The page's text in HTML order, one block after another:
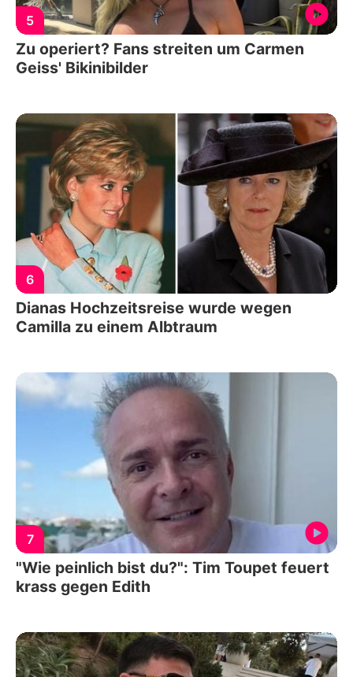
5
Zu operiert? Fans streiten um Carmen
Geiss' Bikinibilder
6
Dianas Hochzeitsreise wurde wegen
Camilla zu einem Albtraum
7
"Wie peinlich bist du?": Tim Toupet feuert
krass gegen Edith